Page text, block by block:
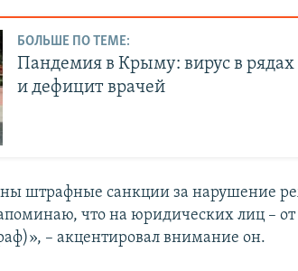
БОЛЬШЕ ПО ТЕМЕ:
Пандемия в Крыму: вирус в рядах
и дефицит врачей
штрафные санкции за нарушение
что на юридических лиц – от
– акцентировал внимание он.